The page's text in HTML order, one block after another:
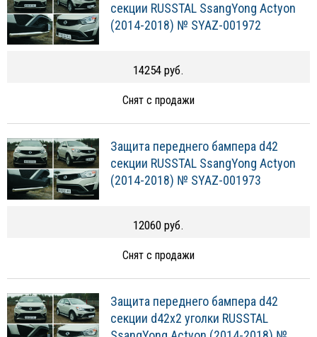
секции RUSSTAL SsangYong Actyon
(2014-2018) № SYAZ-001972
14254 руб.
Снят с продажи
Защита переднего бампера d42
секции RUSSTAL SsangYong Actyon
(2014-2018) № SYAZ-001973
12060 руб.
Снят с продажи
Защита переднего бампера d42
секции d42х2 уголки RUSSTAL